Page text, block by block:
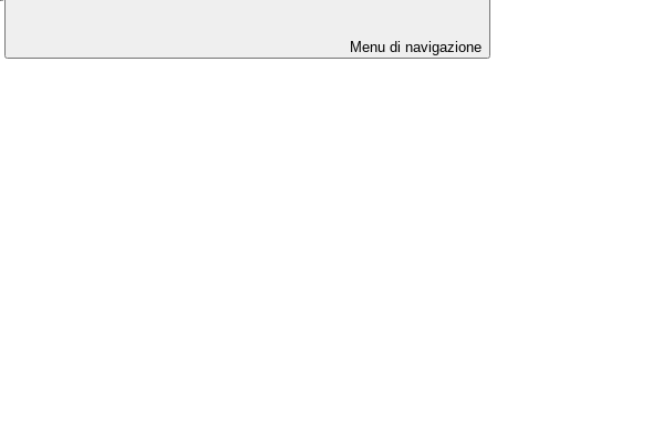
Menu di navigazione